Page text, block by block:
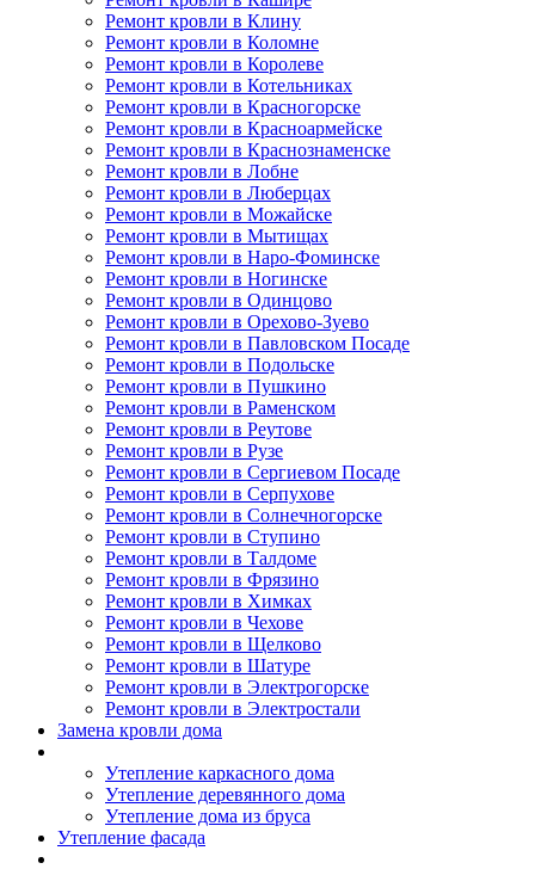
Ремонт кровли в Клину
Ремонт кровли в Коломне
Ремонт кровли в Королеве
Ремонт кровли в Котельниках
Ремонт кровли в Красногорске
Ремонт кровли в Красноармейске
Ремонт кровли в Краснознаменске
Ремонт кровли в Лобне
Ремонт кровли в Люберцах
Ремонт кровли в Можайске
Ремонт кровли в Мытищах
Ремонт кровли в Наро-Фоминске
Ремонт кровли в Ногинске
Ремонт кровли в Одинцово
Ремонт кровли в Орехово-Зуево
Ремонт кровли в Павловском Посаде
Ремонт кровли в Подольске
Ремонт кровли в Пушкино
Ремонт кровли в Раменском
Ремонт кровли в Реутове
Ремонт кровли в Рузе
Ремонт кровли в Сергиевом Посаде
Ремонт кровли в Серпухове
Ремонт кровли в Солнечногорске
Ремонт кровли в Ступино
Ремонт кровли в Талдоме
Ремонт кровли в Фрязино
Ремонт кровли в Химках
Ремонт кровли в Чехове
Ремонт кровли в Щелково
Ремонт кровли в Шатуре
Ремонт кровли в Электрогорске
Ремонт кровли в Электростали
Замена кровли дома
Утепление каркасного дома
Утепление деревянного дома
Утепление дома из бруса
Утепление фасада